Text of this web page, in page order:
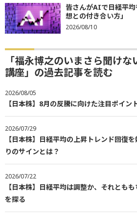
皆さんがAIで日経平
想との付き合い方」
2026/08/10
「福永博之のいまさら聞け
講座」の過去記事を読む
2026/08/05
【日本株】8月の反騰に向けた注目ポイン
2026/07/29
【日本株】日経平均の上昇トレンド回復
りのサインとは？
2026/07/22
【日本株】日経平均は調整か、それとも
を探る